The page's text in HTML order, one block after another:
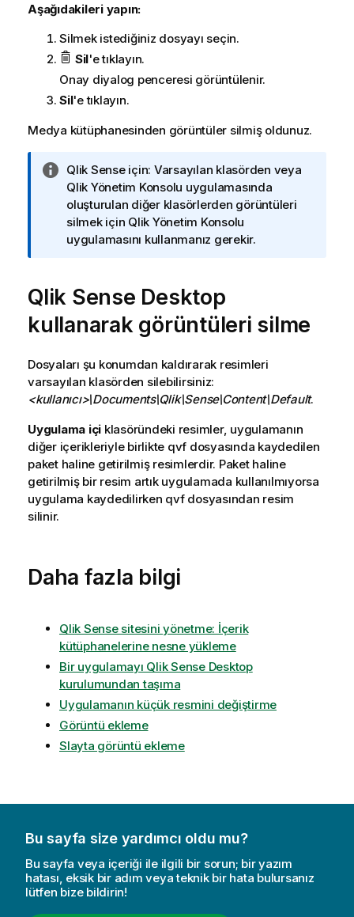
Aşağıdakileri yapın:
Silmek istediğiniz dosyayı seçin.
Sil'e tıklayın.
Onay diyalog penceresi görüntülenir.
Sil'e tıklayın.
Medya kütüphanesinden görüntüler silmiş oldunuz.
B
i
l
g
i
Qlik Senseiçin: Varsayılan klasörden veya
Qlik Yönetim Konsolu uygulamasında
oluşturulan diğer klasörlerden görüntüleri
silmek için Qlik Yönetim Konsolu
uygulamasını kullanmanız gerekir.
Qlik Sense Desktop
kullanarak görüntüleri silme
Dosyaları şu konumdan kaldırarak resimleri
varsayılan klasörden silebilirsiniz:
<kullanıcı>\Documents\Qlik\Sense\Content\Default.
Uygulama içi klasöründeki resimler, uygulamanın
diğer içerikleriyle birlikte qvf dosyasında kaydedilen
paket haline getirilmiş resimlerdir. Paket haline
getirilmiş bir resim artık uygulamada kullanılmıyorsa
uygulama kaydedilirken qvf dosyasından resim
silinir.
Daha fazla bilgi
Qlik Sense sitesini yönetme: İçerik
kütüphanelerine nesne yükleme
Bir uygulamayı Qlik Sense Desktop
kurulumundan taşıma
Uygulamanın küçük resmini değiştirme
Görüntü ekleme
Slayta görüntü ekleme
Bu sayfa size yardımcı oldu mu?
Bu sayfa veya içeriği ile ilgili bir sorun; bir yazım
hatası, eksik bir adım veya teknik bir hata bulursanız
lütfen bize bildirin!